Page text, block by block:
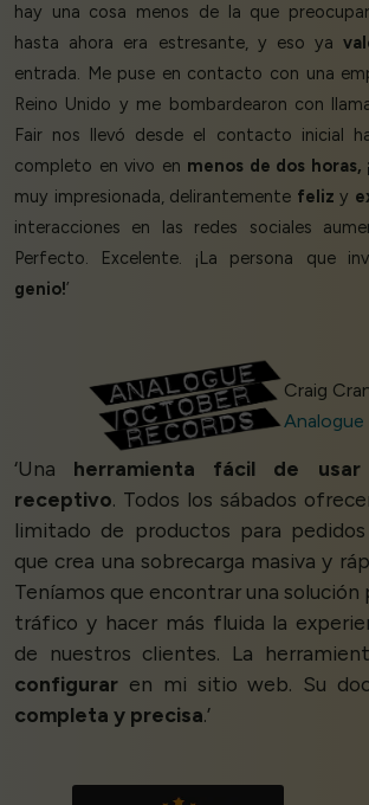
hay una cosa menos de la que
hasta ahora era estresante, y eso ya
entrada. Me puse en contacto con una
Reino Unido y me bombardearon con
Fair nos llevó desde el contacto inicial
completo en vivo en menos de dos horas,
muy impresionada, delirantemente feliz y
interacciones en las redes sociales
Perfecto. Excelente. ¡La persona que
genio!’
Craig
‘Una herramienta fácil de usar
receptivo. Todos los sábados
limitado de productos para
que crea una sobrecarga masiva y
Teníamos que encontrar una solución
tráfico y hacer más fluida la
de nuestros clientes. La
configurar en mi sitio web. Su
completa y precisa.’